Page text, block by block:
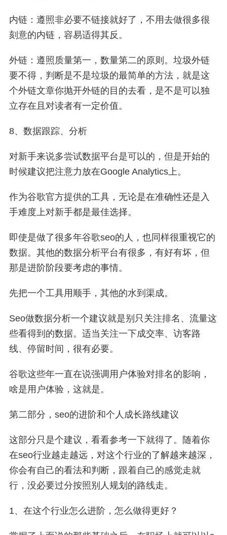
内链：遵照非必要不链接就好了，不用去做很多很
刻意的内链，容易适得其反。
外链：遵照质量第一，数量第二的原则。垃圾外链
要不得，判断是不是垃圾的最简单的方法，就是这
个外链文章你抛开外链的目的去看，是不是可以独
立存在且对读者有一定价值。
8、数据跟踪、分析
对新手来说多尝试数据平台是可以的，但是开始的
时候建议把注意力放在Google Analytics上。
作为谷歌官方提供的工具，无论是在准确性还是入
手难度上对新手都是最佳选择。
即使是做了很多年谷歌seo的人，也同样很重视它的
数据。其他的数据分析平台有很多，有好有坏，但
那是进阶阶段要考虑的事情。
先把一个工具用顺手，其他的水到渠成。
Seo做数据分析一个建议就是别只关注排名、流量这
些看得到的数据。适当关注一下成交率、访客路
线、停留时间，很有必要。
谷歌这些年一直在说强调用户体验对排名的影响，
啥是用户体验，这就是。
第二部分，seo的进阶和个人成长路线建议
这部分只是个建议，看看参考一下就得了。随着你
在seo行业越走越远，对这个行业的了解越来越深，
你会有自己的看法和判断，跟着自己的感觉走就
行，没必要过分按照别人规划的路线走。
1、在这个行业怎么进阶，怎么做得更好？